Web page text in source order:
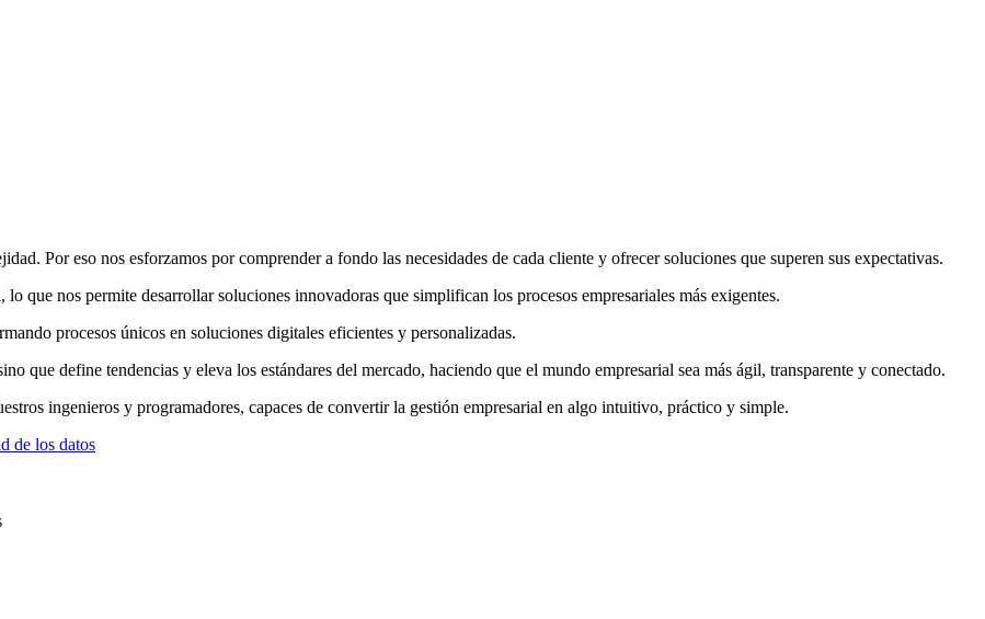
Por eso nos esforzamos por comprender a fondo las necesidades de cada cliente y ofrecer soluciones que superen sus expectativas.
que nos permite desarrollar soluciones innovadoras que simplifican los procesos empresariales más exigentes.
procesos únicos en soluciones digitales eficientes y personalizadas.
que define tendencias y eleva los estándares del mercado, haciendo que el mundo empresarial sea más ágil, transparente y conectado.
ingenieros y programadores, capaces de convertir la gestión empresarial en algo intuitivo, práctico y simple.
de los datos